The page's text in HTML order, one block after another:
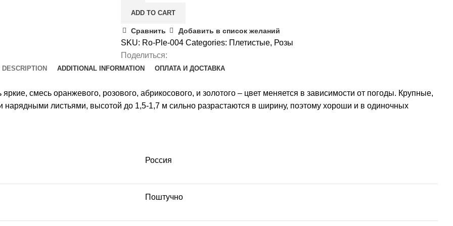
ADD TO CART
Сравнить Добавить в список желаний
SKU: Ro-Ple-004 Categories: Плетистые, Розы
Поделиться:
DESCRIPTION ADDITIONAL INFORMATION ОПЛАТА И ДОСТАВКА
смесь оранжевого, розового, абрикосового, и золотого – цвет меняется в зависимости от погоды. Крупные,
листьями, высотой до 1,5-1,7 м сильно разрастаются в ширину, поэтому хороши и в одиночных
Россия
Поштучно